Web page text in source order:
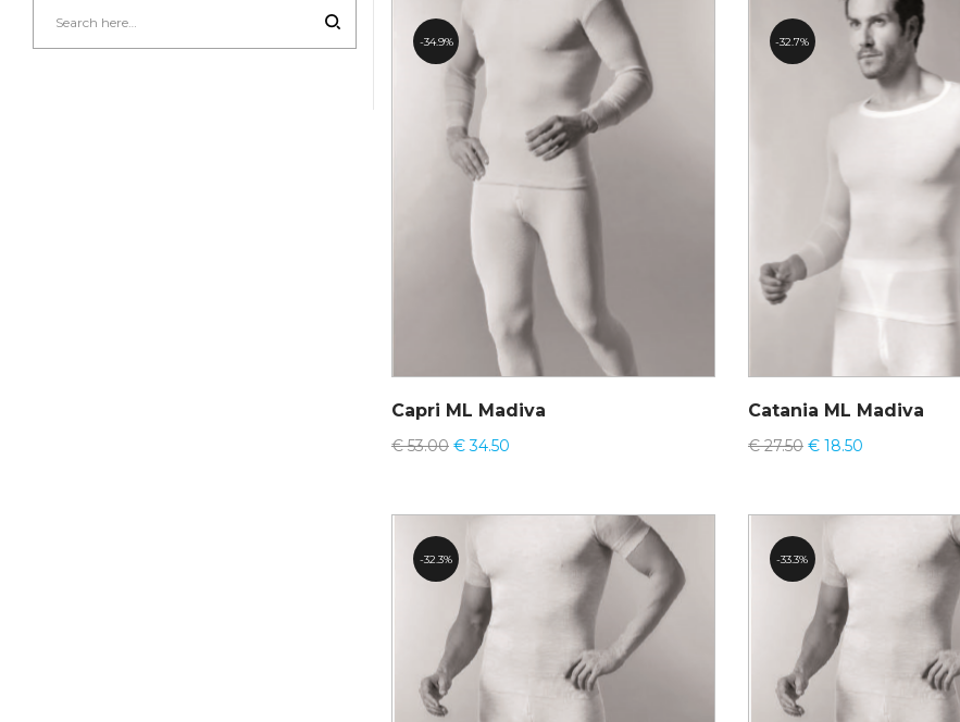
34.9%
Capri ML Madiva
€53.00 €34.50
32.7%
Catania ML Madiva
€27.50 €18.50
32.3% 33.3%